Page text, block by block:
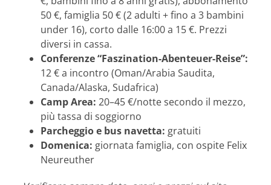
50 €, famiglia 50 € (2 adulti + fino a 3 bambini
under 16), corto dalle 16:00 a 15 €. Prezzi
diversi in cassa.
Conferenze “Faszination-Abenteuer-Reise”:
12 € a incontro (Oman/Arabia Saudita,
Canada/Alaska, Sudafrica)
Camp Area: 20–45 €/notte secondo il mezzo,
più tassa di soggiorno
Parcheggio e bus navetta: gratuiti
Domenica: giornata famiglia, con ospite Felix
Neureuther